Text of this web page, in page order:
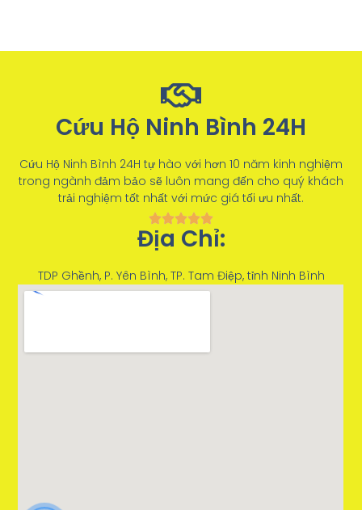
Cứu Hộ Ninh Bình 24H
Cứu Hộ Ninh Bình 24H tự hào với hơn 10 năm kinh nghiệm
trong ngành đảm bảo sẽ luôn mang đến cho quý khách
trải nghiệm tốt nhất với mức giá tối ưu nhất.
Địa Chỉ:
TDP Ghềnh, P. Yên Bình, TP. Tam Điệp, tỉnh Ninh Bình